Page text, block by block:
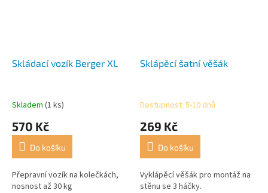
Skládací vozík Berger XL
Skladem (1 ks)
570 Kč
Do košíku
Přepravní vozík na kolečkách,
nosnost až 30 kg
Sklápěcí šatní věšák
Dostupnost: 5-10 dnů
269 Kč
Do košíku
Vyklápěcí věšák pro montáž na
stěnu se 3 háčky.